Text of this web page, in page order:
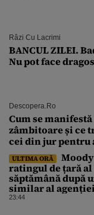
Râzi Cu Lacrimi
BANCUL ZILEI.
Nu pot face
Descopera.ro
Cum se
zâmbitoare și ce
cei din jur pentru
ULTIMA ORĂ
ratingul de țară
săptămână după
similar al
unui guvern cu
23:44